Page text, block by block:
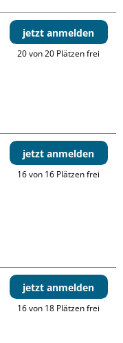
jetzt anmelden
20 von 20 Plätzen frei
jetzt anmelden
16 von 16 Plätzen frei
jetzt anmelden
16 von 18 Plätzen frei